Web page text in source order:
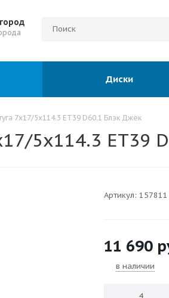
Диски
7x17/5x114.3 ET39 D60.1 Блэк Джек
5x114.3 ET39
Артикул: 157811
11 690
в наличии